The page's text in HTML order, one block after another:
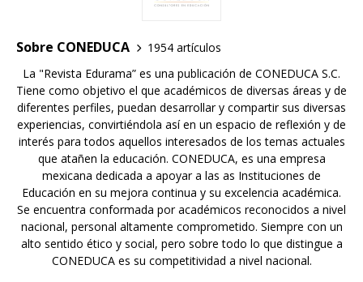
Sobre CONEDUCA
1954 artículos
La "Revista Edurama” es una publicación de CONEDUCA S.C.
Tiene como objetivo el que académicos de diversas áreas y de
diferentes perfiles, puedan desarrollar y compartir sus diversas
experiencias, convirtiéndola así en un espacio de reflexión y de
interés para todos aquellos interesados de los temas actuales
que atañen la educación. CONEDUCA, es una empresa
mexicana dedicada a apoyar a las as Instituciones de
Educación en su mejora continua y su excelencia académica.
Se encuentra conformada por académicos reconocidos a nivel
nacional, personal altamente comprometido. Siempre con un
alto sentido ético y social, pero sobre todo lo que distingue a
CONEDUCA es su competitividad a nivel nacional.